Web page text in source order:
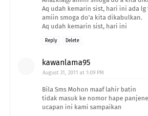
Aq udah kemarin sist, hari ini ada
amiin smoga do'a kita dikabulkan.
Aq udah kemarin sist, hari ini
Reply Delete
kawanlama95
August 31, 2011 at 1:09 PM
Bila Sms Mohon maaf lahir batin
tidak masuk ke nomor hape
ucapan ini kami sampaikan